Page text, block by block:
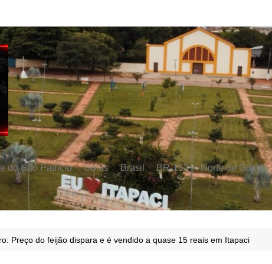
do São Patrício Goiás Brasil BR-153 Norte de Goiás
Preço do feijão dispara e é vendido a quase 15 reais em Itapaci